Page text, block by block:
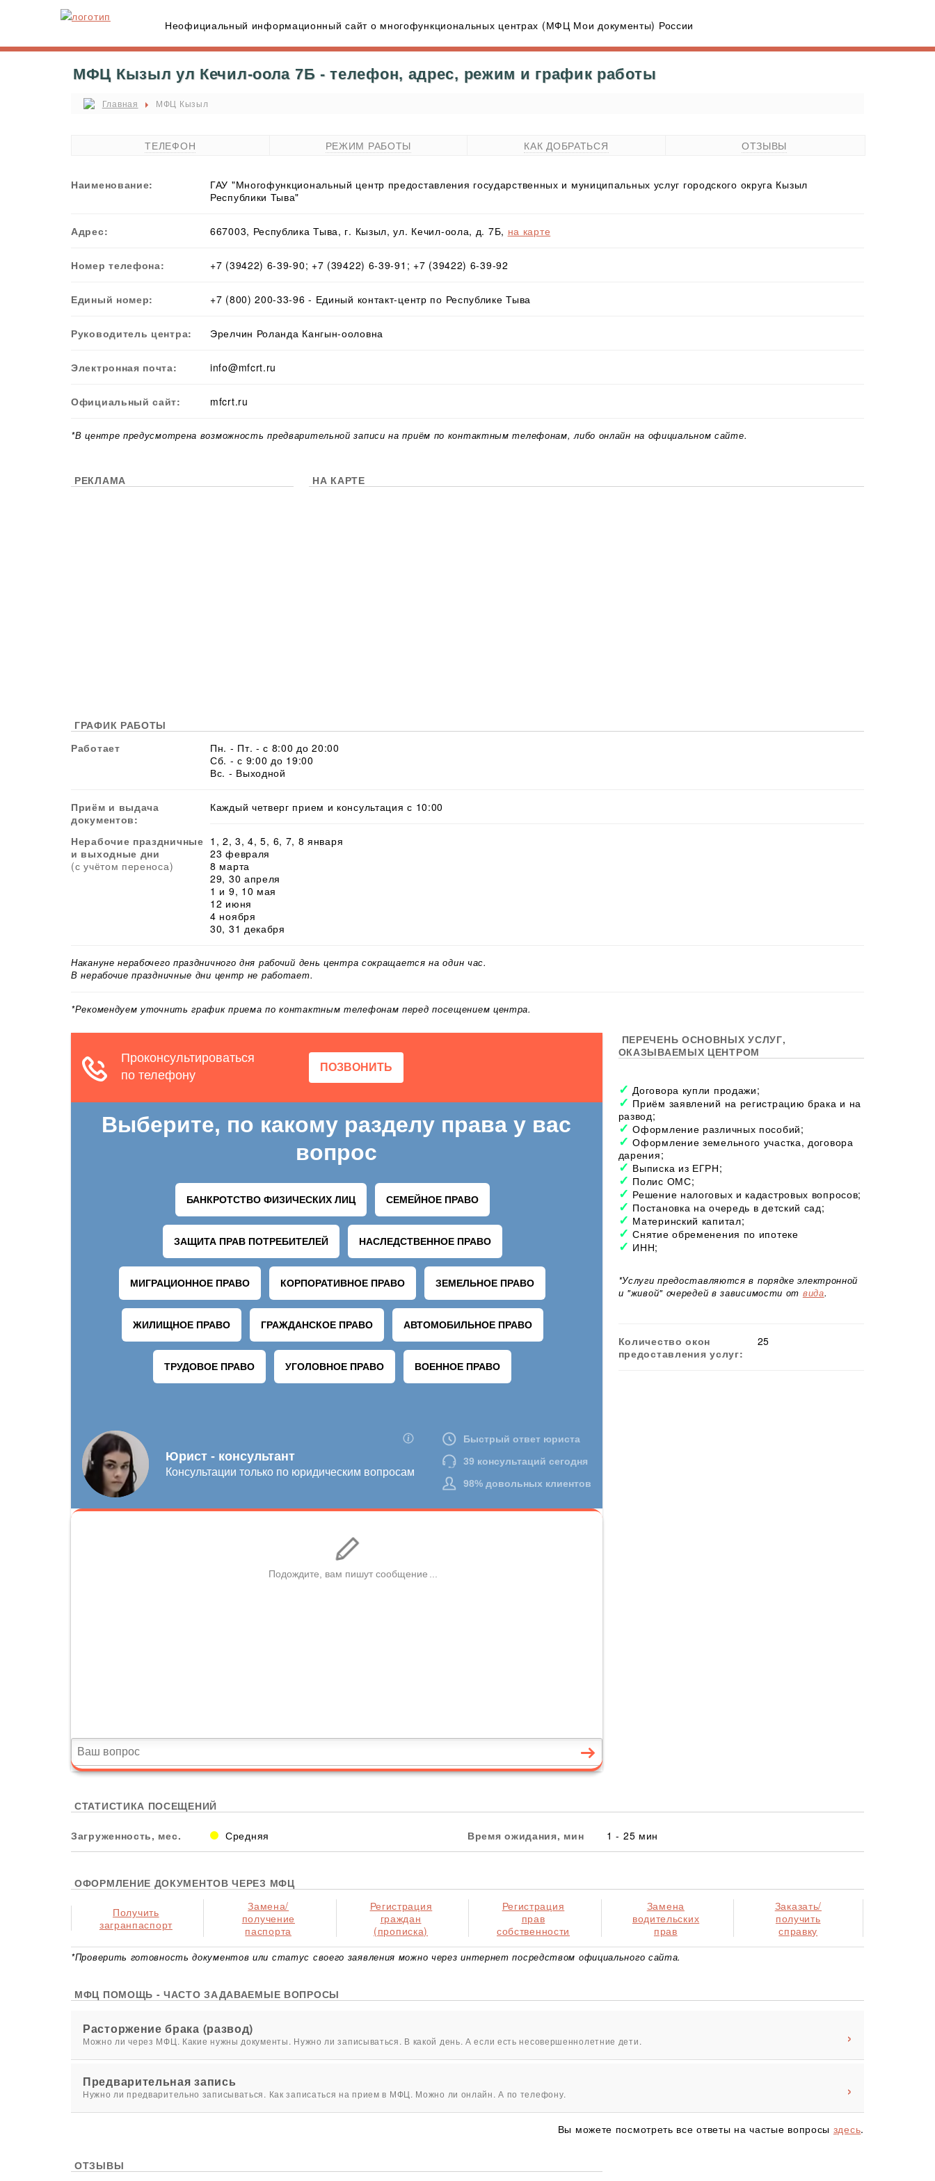
Неофициальный информационный сайт о многофункциональных центрах (МФЦ Мои документы) России
МФЦ Кызыл ул Кечил-оола 7Б - телефон, адрес, режим и график работы
Главная МФЦ Кызыл
ТЕЛЕФОН РЕЖИМ РАБОТЫ КАК ДОБРАТЬСЯ ОТЗЫВЫ
Наименование:
ГАУ "Многофункциональный центр предоставления государственных и муниципальных услуг городского округа Кызыл
Республики Тыва"
Адрес: 667003, Республика Тыва, г. Кызыл, ул. Кечил-оола, д. 7Б, на карте
Номер телефона: +7 (39422) 6-39-90; +7 (39422) 6-39-91; +7 (39422) 6-39-92
Единый номер: +7 (800) 200-33-96 - Единый контакт-центр по Республике Тыва
Руководитель центра: Эрелчин Роланда Кангын-ооловна
Электронная почта: info@mfcrt.ru
Официальный сайт: mfcrt.ru
*В центре предусмотрена возможность предварительной записи на приём по контактным телефонам, либо онлайн на официальном сайте.
РЕКЛАМА НА КАРТЕ
ГРАФИК РАБОТЫ
Работает
Пн. - Пт. - с 8:00 до 20:00
Сб. - с 9:00 до 19:00
Вс. - Выходной
Приём и выдача
документов:
Каждый четверг прием и консультация с 10:00
Нерабочие праздничные
и выходные дни
(с учётом переноса)
1, 2, 3, 4, 5, 6, 7, 8 января
23 февраля
8 марта
29, 30 апреля
1 и 9, 10 мая
12 июня
4 ноября
30, 31 декабря
Накануне нерабочего праздничного дня рабочий день центра сокращается на один час.
В нерабочие праздничные дни центр не работает.
*Рекомендуем уточнить график приема по контактным телефонам перед посещением центра.
ПЕРЕЧЕНЬ ОСНОВНЫХ УСЛУГ,
ОКАЗЫВАЕМЫХ ЦЕНТРОМ
Договора купли продажи;
Приём заявлений на регистрацию брака и на
развод;
Оформление различных пособий;
Оформление земельного участка, договора
дарения;
Выписка из ЕГРН;
Полис ОМС;
Решение налоговых и кадастровых вопросов;
Постановка на очередь в детский сад;
Материнский капитал;
Снятие обременения по ипотеке
ИНН;
*Услуги предоставляются в порядке электронной
и "живой" очередей в зависимости от вида.
Количество окон
предоставления услуг:
25
СТАТИСТИКА ПОСЕЩЕНИЙ
Загруженность, мес. Средняя Время ожидания, мин 1 - 25 мин
ОФОРМЛЕНИЕ ДОКУМЕНТОВ ЧЕРЕЗ МФЦ
Получить
загранпаспорт
Замена/
получение
паспорта
Регистрация
граждан
(прописка)
Регистрация
прав
собственности
Замена
водительских
прав
Заказать/
получить
справку
*Проверить готовность документов или статус своего заявления можно через интернет посредством официального сайта.
МФЦ ПОМОЩЬ - ЧАСТО ЗАДАВАЕМЫЕ ВОПРОСЫ
Расторжение брака (развод)
Можно ли через МФЦ. Какие нужны документы. Нужно ли записываться. В какой день. А если есть несовершеннолетние дети.
Предварительная запись
Нужно ли предварительно записываться. Как записаться на прием в МФЦ. Можно ли онлайн. А по телефону.
Вы можете посмотреть все ответы на частые вопросы здесь.
ОТЗЫВЫ